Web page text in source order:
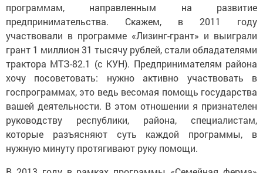
программам, направленным на развитие
предпринимательства. Скажем, в 2011 году
участвовали в программе «Лизинг-грант» и выиграли
грант 1 миллион 31 тысячу рублей, стали обладателями
трактора МТЗ-82.1 (с КУН). Предпринимателям района
хочу посоветовать: нужно активно участвовать в
госпрограммах, это ведь весомая помощь государства
вашей деятельности. В этом отношении я признателен
руководству республики, района, специалистам,
которые разъясняют суть каждой программы, в
нужную минуту протягивают руку помощи.